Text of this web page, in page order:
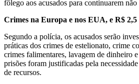
fôlego aos acusados para continuarem
Crimes na Europa e nos EUA, e R$
Segundo a polícia, os acusados serão
práticas dos crimes de estelionato, crime
crimes falimentares, lavagem de dinheiro
prisões foram justificadas pela
de recursos.